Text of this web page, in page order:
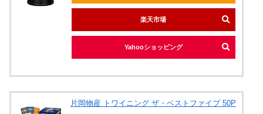
楽天市場
Yahooショッピング
片岡物産 トワイニング ザ・ベストファイブ 50P